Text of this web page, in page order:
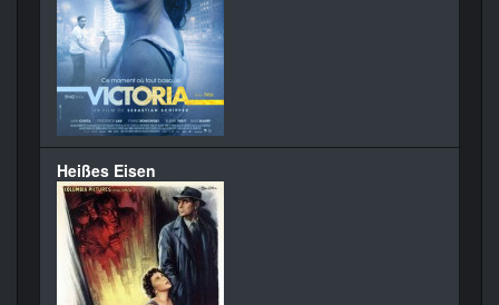
Heißes Eisen